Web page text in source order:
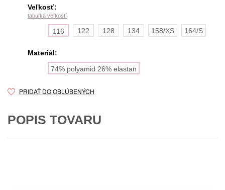
Veľkosť:
tabuľka veľkostí
116 122 128 134 158/XS 164/S
Materiál:
74% polyamid 26% elastan
PRIDAŤ DO OBĽÚBENÝCH
POPIS TOVARU